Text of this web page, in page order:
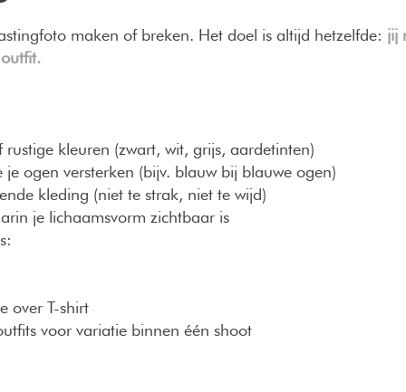
maken of breken. Het doel is altijd hetzelfde: jij
rustige kleuren (zwart, wit, grijs, aardetinten)
je ogen versterken (bijv. blauw bij blauwe ogen)
kleding (niet te strak, niet te wijd)
je lichaamsvorm zichtbaar is
over T-shirt
voor variatie binnen één shoot